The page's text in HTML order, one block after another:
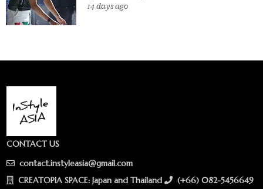
14 days ago
CONTACT US
contact.instyleasia@gmail.com
CREATOPIA SPACE: Japan and Thailand
(+66) 082-5456649